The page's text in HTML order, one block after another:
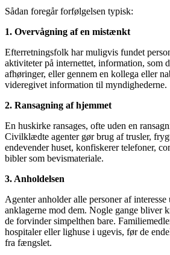
Sådan foregår forfølgelsen typisk:
1. Overvågning af en mistænkt
Efterretningsfolk har muligvis fundet
aktiviteter på internettet, information, som
afhøringer, eller gennem en kollega eller
videregivet information til myndighederne.
2. Ransagning af hjemmet
En huskirke ransages, ofte uden en
Civilklædte agenter gør brug af trusler,
endevender huset, konfiskerer telefoner,
bibler som bevismateriale.
3. Anholdelsen
Agenter anholder alle personer af
anklagerne mod dem. Nogle gange bliver
de forvinder simpelthen bare.
hospitaler eller lighuse i ugevis, før de
fra fængslet.